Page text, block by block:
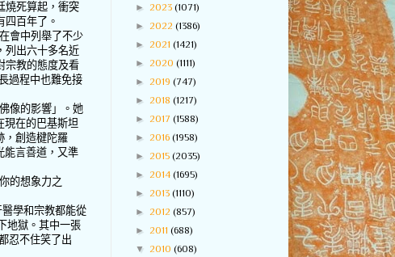
燒死算起，衝突
四百年了。
會中列舉了不少
列出六十多名近
宗教的態度及看
過程中也難免接
像的影響」。她
現在的巴基斯坦
，創造楗陀羅
能言善道，又準
的想象力之
學和宗教都能從
地獄。其中一張
忍不住笑了出
► 2023 (1071)
► 2022 (1386)
► 2021 (1421)
► 2020 (1111)
► 2019 (747)
► 2018 (1217)
► 2017 (1588)
► 2016 (1958)
► 2015 (2035)
► 2014 (1695)
► 2013 (1110)
► 2012 (857)
► 2011 (688)
▼ 2010 (608)